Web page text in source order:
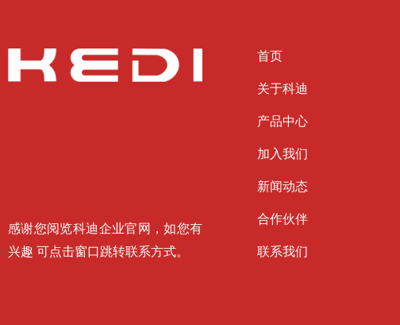
感谢您阅览科迪企业官网，如您有
兴趣 可点击窗口跳转联系方式。
首页
关于科迪
产品中心
加入我们
新闻动态
合作伙伴
联系我们